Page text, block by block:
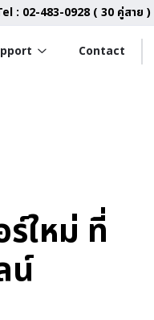
: 02-483-0928 ( 30 คู่สาย )
Contact
ใหม่ ที่
น์